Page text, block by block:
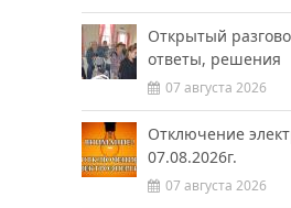
Открытый
ответы, решения
07 августа 2026
Отключение
07.08.2026г.
07 августа 2026